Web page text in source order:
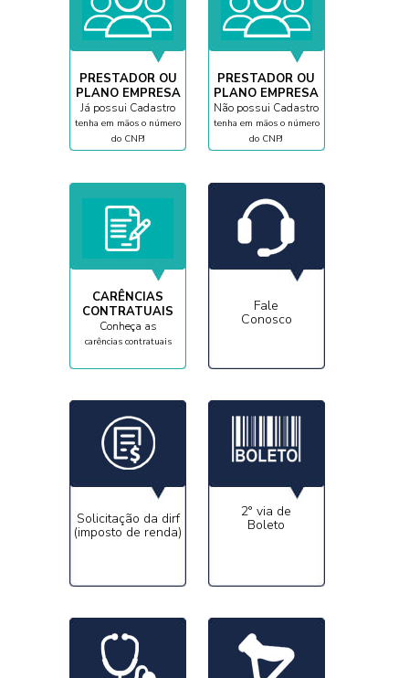
PRESTADOR OU
PLANO EMPRESA
Já possui Cadastro
tenha em mãos o número
do CNPJ
PRESTADOR OU
PLANO EMPRESA
Não possui Cadastro
tenha em mãos o número
do CNPJ
CARÊNCIAS
CONTRATUAIS
Conheça as
carências contratuais
Fale
Conosco
Solicitação da dirf
(imposto de renda)
2° via de
Boleto